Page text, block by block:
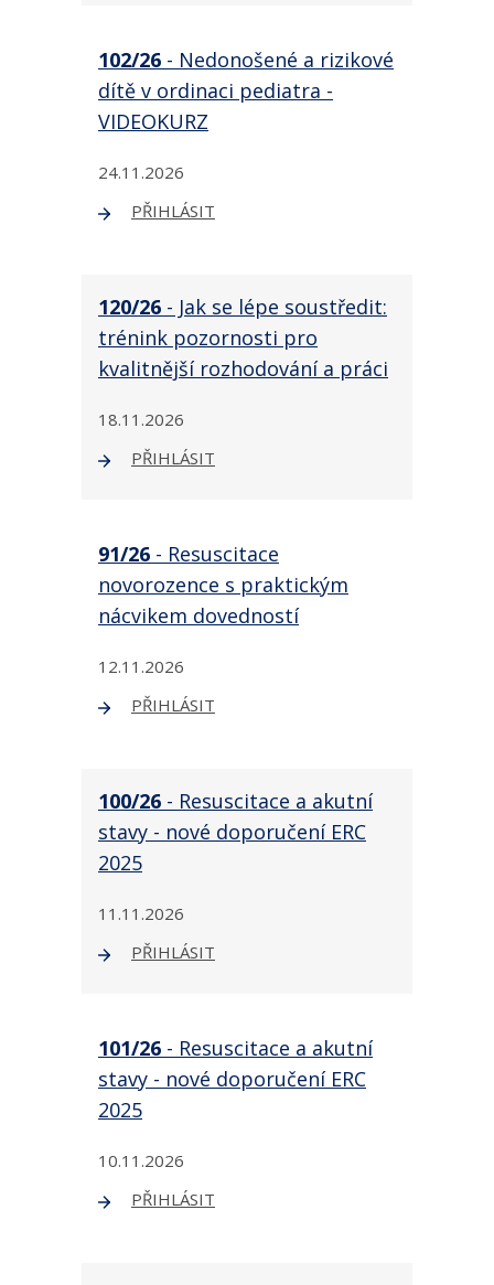
102/26 - Nedonošené a rizikové
dítě v ordinaci pediatra -
VIDEOKURZ
24.11.2026
PŘIHLÁSIT
120/26 - Jak se lépe soustředit:
trénink pozornosti pro
kvalitnější rozhodování a práci
18.11.2026
PŘIHLÁSIT
91/26 - Resuscitace
novorozence s praktickým
nácvikem dovedností
12.11.2026
PŘIHLÁSIT
100/26 - Resuscitace a akutní
stavy - nové doporučení ERC
2025
11.11.2026
PŘIHLÁSIT
101/26 - Resuscitace a akutní
stavy - nové doporučení ERC
2025
10.11.2026
PŘIHLÁSIT